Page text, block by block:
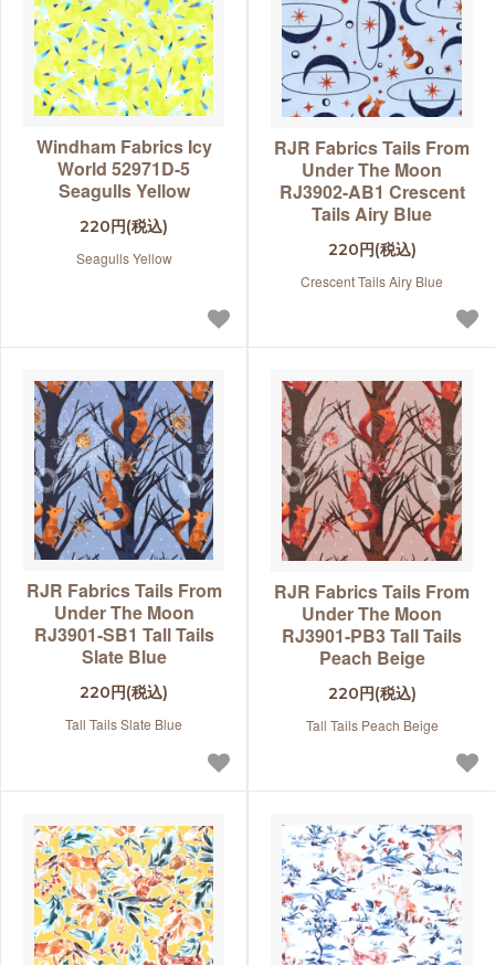
Windham Fabrics Icy
World 52971D-5
Seagulls Yellow
220円(税込)
Seagulls Yellow
RJR Fabrics Tails From
Under The Moon
RJ3902-AB1 Crescent
Tails Airy Blue
220円(税込)
Crescent Tails Airy Blue
RJR Fabrics Tails From
Under The Moon
RJ3901-SB1 Tall Tails
Slate Blue
220円(税込)
Tall Tails Slate Blue
RJR Fabrics Tails From
Under The Moon
RJ3901-PB3 Tall Tails
Peach Beige
220円(税込)
Tall Tails Peach Beige